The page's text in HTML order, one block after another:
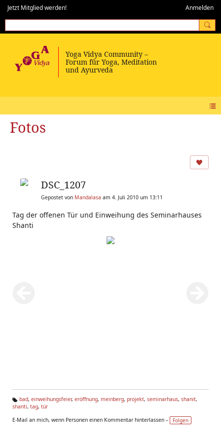
Jetzt Mitglied werden! Anmelden
Fotos
DSC_1207
Gepostet von Mandalasa am 4. Juli 2010 um 13:11
Tag der offenen Tür und Einweihung des Seminarhauses
Shanti
Ta
s:
bad, einweihungsfeier, eröffnung, meinberg, projekt, seminarhaus, shanit,
shanti, tag, tür
E-Mail an mich, wenn Personen einen Kommentar hinterlassen –
Folgen